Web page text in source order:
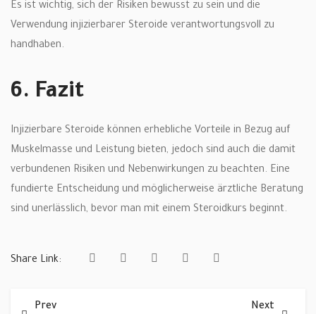
Es ist wichtig, sich der Risiken bewusst zu sein und die
Verwendung injizierbarer Steroide verantwortungsvoll zu
handhaben.
6. Fazit
Injizierbare Steroide können erhebliche Vorteile in Bezug auf
Muskelmasse und Leistung bieten, jedoch sind auch die damit
verbundenen Risiken und Nebenwirkungen zu beachten. Eine
fundierte Entscheidung und möglicherweise ärztliche Beratung
sind unerlässlich, bevor man mit einem Steroidkurs beginnt.
Share Link:
Prev Next